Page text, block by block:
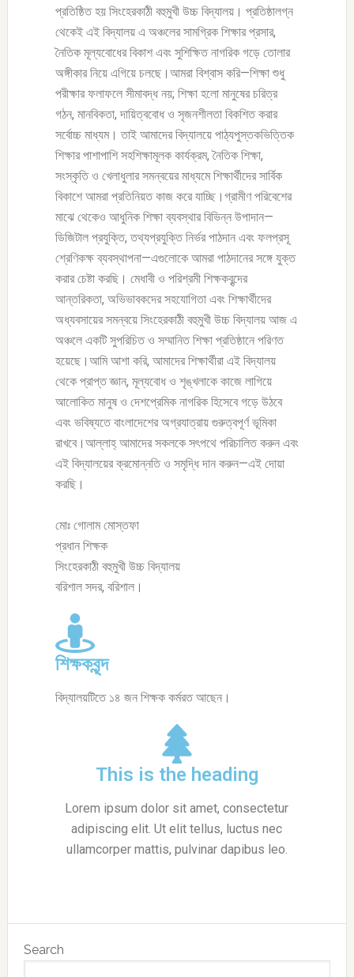
প্রতিষ্ঠিত হয় সিংহেরকাঠী বহুমুখী উচ্চ বিদ্যালয়। প্রতিষ্ঠালগ্ন
থেকেই এই বিদ্যালয় এ অঞ্চলের সামগ্রিক শিক্ষার প্রসার,
নৈতিক মূল্যবোধের বিকাশ এবং সুশিক্ষিত নাগরিক গড়ে তোলার
অঙ্গীকার নিয়ে এগিয়ে চলছে।আমরা বিশ্বাস করি—শিক্ষা শুধু
পরীক্ষার ফলাফলে সীমাবদ্ধ নয়; শিক্ষা হলো মানুষের চরিত্র
গঠন, মানবিকতা, দায়িত্ববোধ ও সৃজনশীলতা বিকশিত করার
সর্বোচ্চ মাধ্যম। তাই আমাদের বিদ্যালয়ে পাঠ্যপুস্তকভিত্তিক
শিক্ষার পাশাপাশি সহশিক্ষামূলক কার্যক্রম, নৈতিক শিক্ষা,
সংস্কৃতি ও খেলাধুলার সমন্বয়ের মাধ্যমে শিক্ষার্থীদের সার্বিক
বিকাশে আমরা প্রতিনিয়ত কাজ করে যাচ্ছি।গ্রামীণ পরিবেশের
মাঝে থেকেও আধুনিক শিক্ষা ব্যবস্থার বিভিন্ন উপাদান—
ডিজিটাল প্রযুক্তি, তথ্যপ্রযুক্তি নির্ভর পাঠদান এবং ফলপ্রসূ
শ্রেণিকক্ষ ব্যবস্থাপনা—এগুলোকে আমরা পাঠদানের সঙ্গে যুক্ত
করার চেষ্টা করছি। মেধাবী ও পরিশ্রমী শিক্ষকবৃন্দের
আন্তরিকতা, অভিভাবকদের সহযোগিতা এবং শিক্ষার্থীদের
অধ্যবসায়ের সমন্বয়ে সিংহেরকাঠী বহুমুখী উচ্চ বিদ্যালয় আজ এ
অঞ্চলে একটি সুপরিচিত ও সম্মানিত শিক্ষা প্রতিষ্ঠানে পরিণত
হয়েছে।আমি আশা করি, আমাদের শিক্ষার্থীরা এই বিদ্যালয়
থেকে প্রাপ্ত জ্ঞান, মূল্যবোধ ও শৃঙ্খলাকে কাজে লাগিয়ে
আলোকিত মানুষ ও দেশপ্রেমিক নাগরিক হিসেবে গড়ে উঠবে
এবং ভবিষ্যতে বাংলাদেশের অগ্রযাত্রায় গুরুত্বপূর্ণ ভূমিকা
রাখবে।আল্লাহ্‌ আমাদের সকলকে সৎপথে পরিচালিত করুন এবং
এই বিদ্যালয়ের ক্রমোন্নতি ও সমৃদ্ধি দান করুন—এই দোয়া
করছি।
মোঃ গোলাম মোস্তফা
প্রধান শিক্ষক
সিংহেরকাঠী বহুমুখী উচ্চ বিদ্যালয়
বরিশাল সদর, বরিশাল।
শিক্ষকবৃন্দ
বিদ্যালয়টিতে ১৪ জন শিক্ষক কর্মরত আছেন।
This is the heading
Lorem ipsum dolor sit amet, consectetur
adipiscing elit. Ut elit tellus, luctus nec
ullamcorper mattis, pulvinar dapibus leo.
Search